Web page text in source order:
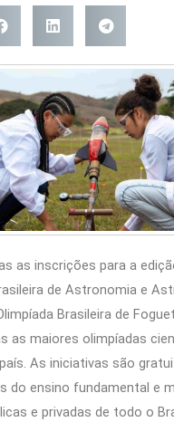
as inscrições para a
de Astronomia e
Brasileira de
as maiores olimpíadas
As iniciativas são
do ensino fundamental e
e privadas de todo o